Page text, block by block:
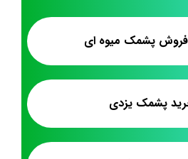
فروش پشمک میوه ای
پشمک یزدی